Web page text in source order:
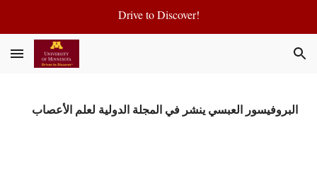
Drive to Discover!
البروفيسور العبسي ينشر في المجلة الدولية لعلم الأعصاب